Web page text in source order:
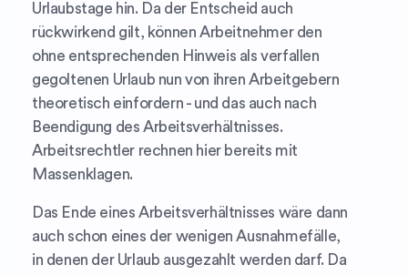
Urlaubstage hin. Da der Entscheid auch
rückwirkend gilt, können Arbeitnehmer den
ohne entsprechenden Hinweis als verfallen
gegoltenen Urlaub nun von ihren Arbeitgebern
theoretisch einfordern - und das auch nach
Beendigung des Arbeitsverhältnisses.
Arbeitsrechtler rechnen hier bereits mit
Massenklagen.
Das Ende eines Arbeitsverhältnisses wäre dann
auch schon eines der wenigen Ausnahmefälle,
in denen der Urlaub ausgezahlt werden darf. Da